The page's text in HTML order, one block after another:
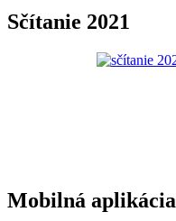
Sčítanie 2021
Mobilná aplikácia